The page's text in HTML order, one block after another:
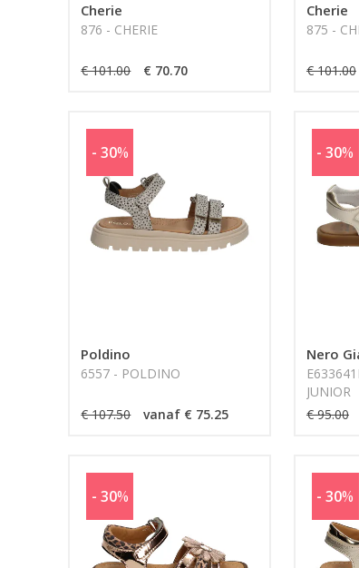
Cherie
876 - CHERIE
€ 101.00 € 70.70
Cherie
875 -
€ 101.00
Poldino
6557 - POLDINO
€ 107.50 vanaf € 75.25
- 30%
Nero
JUNIOR
€ 95.00
- 30%
- 30% - 30%